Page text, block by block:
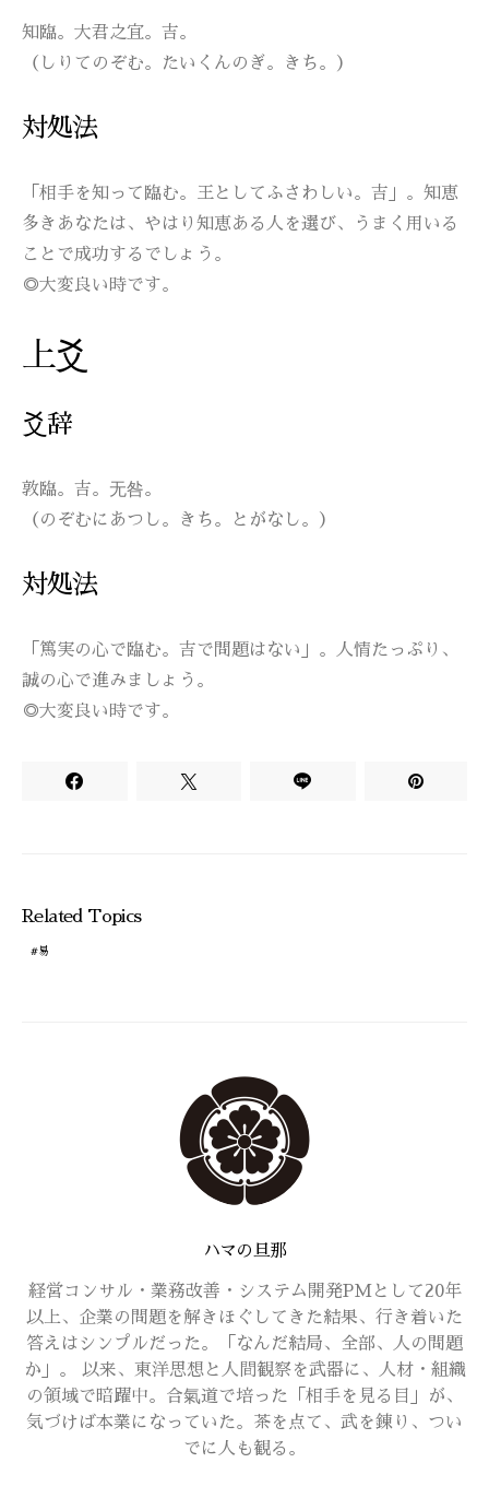
知臨。大君之宜。吉。
（しりてのぞむ。たいくんのぎ。きち。）
対処法
「相手を知って臨む。王としてふさわしい。吉」。知恵
多きあなたは、やはり知恵ある人を選び、うまく用いる
ことで成功するでしょう。
◎大変良い時です。
上爻
爻辞
敦臨。吉。无咎。
（のぞむにあつし。きち。とがなし。）
対処法
「篤実の心で臨む。吉で問題はない」。人情たっぷり、
誠の心で進みましょう。
◎大変良い時です。
Related Topics
易
ハマの旦那
経営コンサル・業務改善・システム開発PMとして20年
以上、企業の問題を解きほぐしてきた結果、行き着いた
答えはシンプルだった。「なんだ結局、全部、人の問題
か」。 以来、東洋思想と人間観察を武器に、人材・組織
の領域で暗躍中。合氣道で培った「相手を見る目」が、
気づけば本業になっていた。茶を点て、武を錬り、つい
でに人も観る。